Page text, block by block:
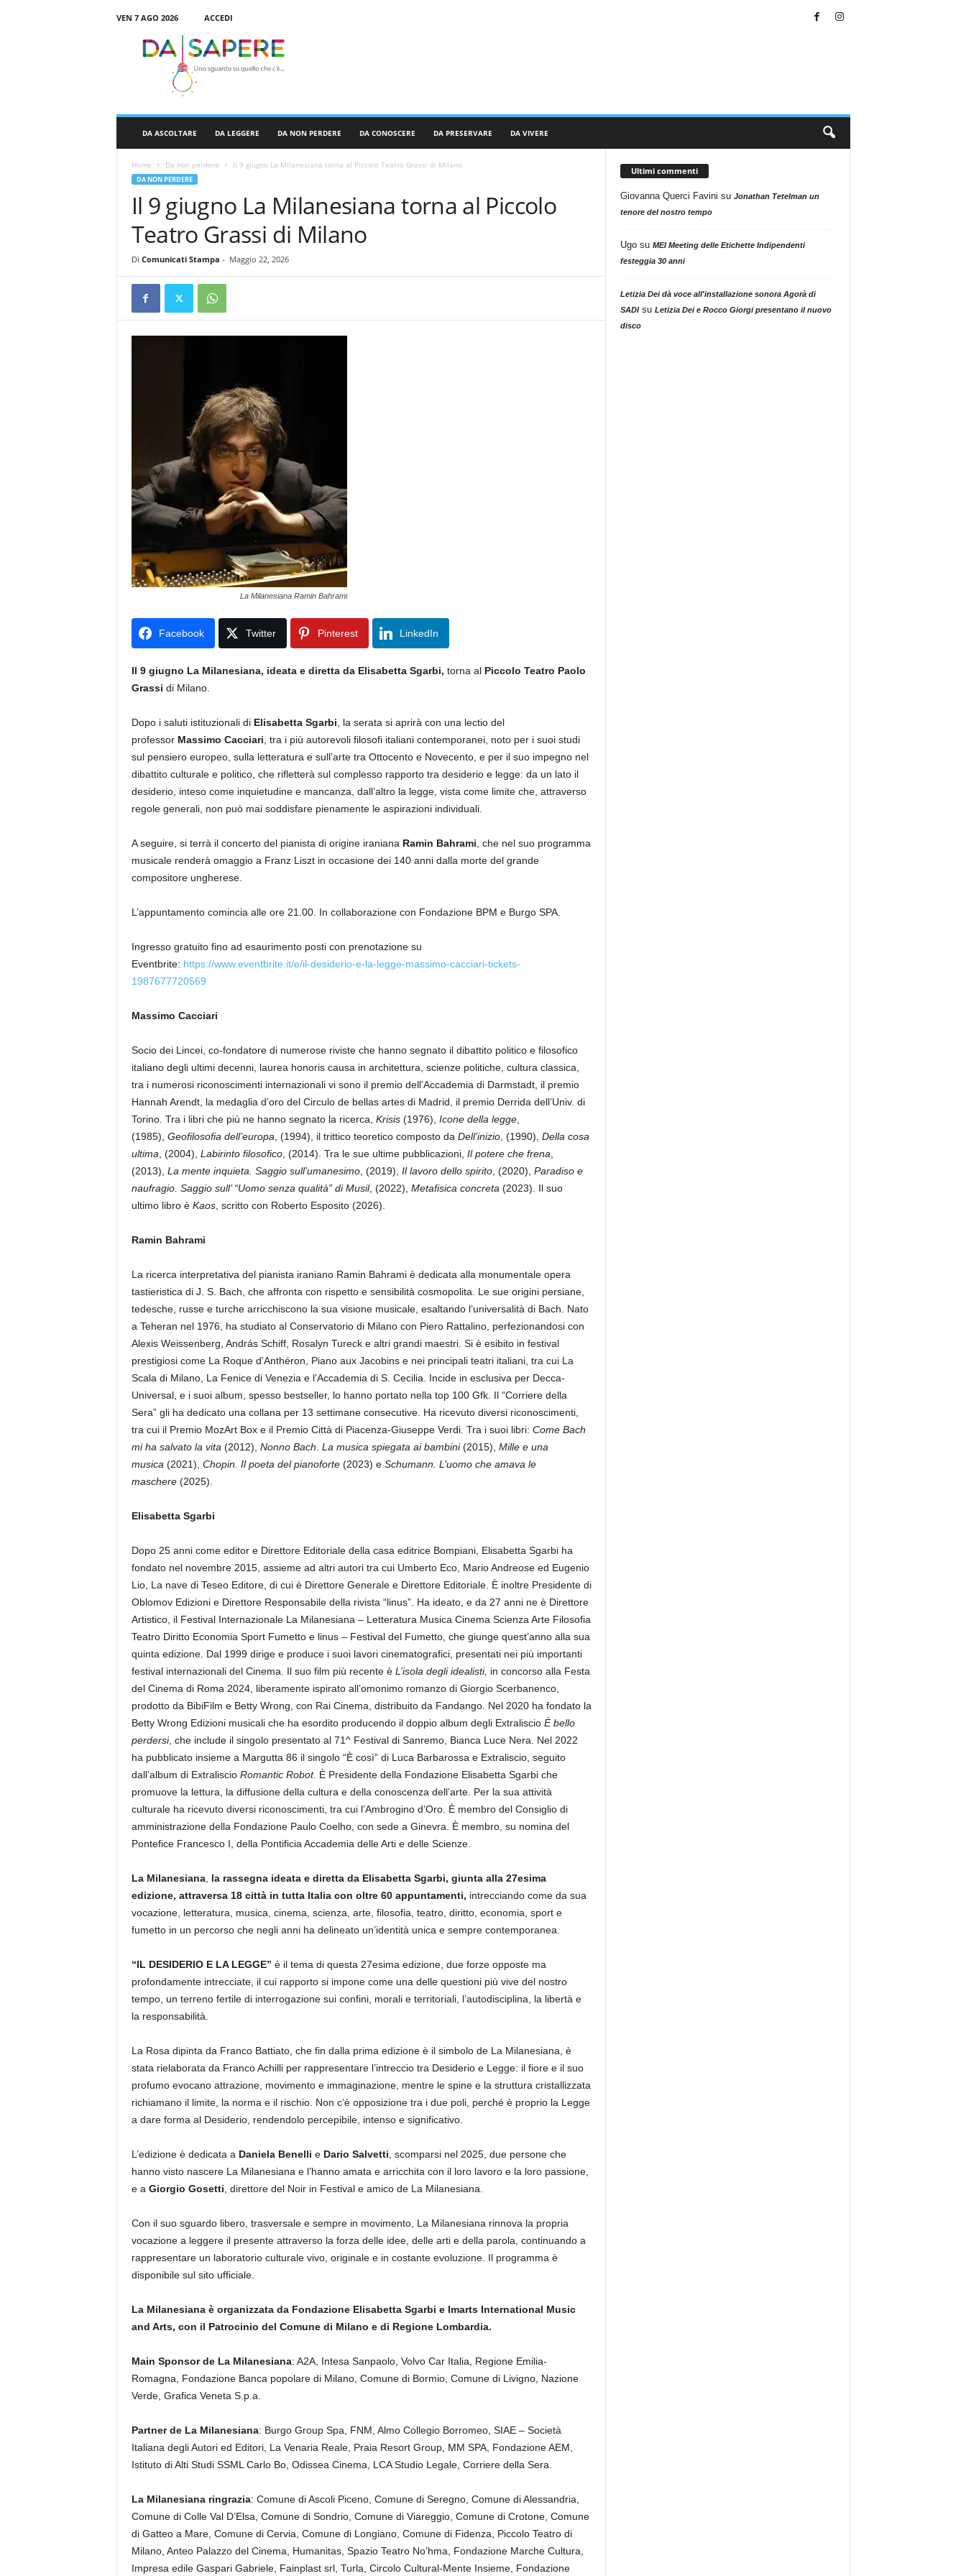
VEN 7 AGO 2026
ACCEDI
DA ASCOLTARE DA LEGGERE DA NON PERDERE DA CONOSCERE DA PRESERVARE DA VIVERE
Home Da non perdere Il 9 giugno La Milanesiana torna al Piccolo Teatro Grassi di Milano
DA NON PERDERE
Il 9 giugno La Milanesiana torna al Piccolo
Teatro Grassi di Milano
Di Comunicati Stampa - Maggio 22, 2026
La Milanesiana Ramin Bahrami
Facebook Twitter Pinterest LinkedIn
Il 9 giugno La Milanesiana, ideata e diretta da Elisabetta Sgarbi, torna al Piccolo Teatro Paolo
Grassi di Milano.
Dopo i saluti istituzionali di Elisabetta Sgarbi , la serata si aprirà con una lectio del
professor Massimo Cacciari , tra i più autorevoli filosofi italiani contemporanei, noto per i suoi studi
sul pensiero europeo, sulla letteratura e sull’arte tra Ottocento e Novecento, e per il suo impegno nel
dibattito culturale e politico, che rifletterà sul complesso rapporto tra desiderio e legge: da un lato il
desiderio, inteso come inquietudine e mancanza, dall’altro la legge, vista come limite che, attraverso
regole generali, non può mai soddisfare pienamente le aspirazioni individuali.
A seguire, si terrà il concerto del pianista di origine iraniana Ramin Bahrami , che nel suo programma
musicale renderà omaggio a Franz Liszt in occasione dei 140 anni dalla morte del grande
compositore ungherese.
L’appuntamento comincia alle ore 21.00. In collaborazione con Fondazione BPM e Burgo SPA.
Ingresso gratuito fino ad esaurimento posti con prenotazione su
Eventbrite: https://www.eventbrite.it/e/il-desiderio-e-la-legge-massimo-cacciari-tickets-
1987677720569
Massimo Cacciari
Socio dei Lincei, co-fondatore di numerose riviste che hanno segnato il dibattito politico e filosofico
italiano degli ultimi decenni, laurea honoris causa in architettura, scienze politiche, cultura classica,
tra i numerosi riconoscimenti internazionali vi sono il premio dell’Accademia di Darmstadt, il premio
Hannah Arendt, la medaglia d’oro del Circulo de bellas artes di Madrid, il premio Derrida dell’Univ. di
Torino. Tra i libri che più ne hanno segnato la ricerca, Krisis(1976), Icone della legge,
(1985), Geofilosofia dell’europa , (1994), il trittico teoretico composto da Dell’inizio, (1990), Della cosa
ultima , (2004), Labirinto filosofico, (2014). Tra le sue ultime pubblicazioni, Il potere che frena
(2013), La mente inquieta. Saggio sull’umanesimo, (2019), Il lavoro dello spirito, (2020), Paradiso e
naufragio. Saggio sull’ “Uomo senza qualità” di Musil, (2022), Metafisica concreta (2023). Il suo
ultimo libro è Kaos, scritto con Roberto Esposito (2026).
Ramin Bahrami
La ricerca interpretativa del pianista iraniano Ramin Bahrami è dedicata alla monumentale opera
tastieristica di J. S. Bach, che affronta con rispetto e sensibilità cosmopolita. Le sue origini persiane,
tedesche, russe e turche arricchiscono la sua visione musicale, esaltando l’universalità di Bach. Nato
a Teheran nel 1976, ha studiato al Conservatorio di Milano con Piero Rattalino, perfezionandosi con
Alexis Weissenberg, András Schiff, Rosalyn Tureck e altri grandi maestri. Si è esibito in festival
prestigiosi come La Roque d’Anthéron, Piano aux Jacobins e nei principali teatri italiani, tra cui La
Scala di Milano, La Fenice di Venezia e l’Accademia di S. Cecilia. Incide in esclusiva per Decca-
Universal, e i suoi album, spesso bestseller, lo hanno portato nella top 100 Gfk. Il “Corriere della
Sera” gli ha dedicato una collana per 13 settimane consecutive. Ha ricevuto diversi riconoscimenti,
tra cui il Premio MozArt Box e il Premio Città di Piacenza-Giuseppe Verdi. Tra i suoi libri: Come Bach
mi ha salvato la vita (2012), Nonno Bach La musica spiegata ai bambini(2015), Mille e una
musica (2021), Chopin. Il poeta del pianoforte (2023) e Schumann. L’uomo che amava le
maschere(2025).
Elisabetta Sgarbi
Dopo 25 anni come editor e Direttore Editoriale della casa editrice Bompiani, Elisabetta Sgarbi ha
fondato nel novembre 2015, assieme ad altri autori tra cui Umberto Eco, Mario Andreose ed Eugenio
Lio, La nave di Teseo Editore, di cui è Direttore Generale e Direttore Editoriale. È inoltre Presidente di
Oblomov Edizioni e Direttore Responsabile della rivista “linus”. Ha ideato, e da 27 anni ne è Direttore
Artistico, il Festival Internazionale La Milanesiana – Letteratura Musica Cinema Scienza Arte Filosofia
Teatro Diritto Economia Sport Fumetto e linus – Festival del Fumetto, che giunge quest’anno alla sua
quinta edizione. Dal 1999 dirige e produce i suoi lavori cinematografici, presentati nei più importanti
festival internazionali del Cinema. Il suo film più recente è L’isola degli idealisti, in concorso alla Festa
del Cinema di Roma 2024, liberamente ispirato all’omonimo romanzo di Giorgio Scerbanenco,
prodotto da BibiFilm e Betty Wrong, con Rai Cinema, distribuito da Fandango. Nel 2020 ha fondato la
Betty Wrong Edizioni musicali che ha esordito producendo il doppio album degli Extraliscio È bello
perdersi, che include il singolo presentato al 71^ Festival di Sanremo, Bianca Luce Nera. Nel 2022
ha pubblicato insieme a Margutta 86 il singolo “È così” di Luca Barbarossa e Extraliscio, seguito
dall’album di Extraliscio Romantic Robot. È Presidente della Fondazione Elisabetta Sgarbi che
promuove la lettura, la diffusione della cultura e della conoscenza dell’arte. Per la sua attività
culturale ha ricevuto diversi riconoscimenti, tra cui l’Ambrogino d’Oro. È membro del Consiglio di
amministrazione della Fondazione Paulo Coelho, con sede a Ginevra. È membro, su nomina del
Pontefice Francesco I, della Pontificia Accademia delle Arti e delle Scienze.
La Milanesiana, la rassegna ideata e diretta da Elisabetta Sgarbi, giunta alla 27esima
edizione, attraversa 18 città in tutta Italia con oltre 60 appuntamenti, intrecciando come da sua
vocazione, letteratura, musica, cinema, scienza, arte, filosofia, teatro, diritto, economia, sport e
fumetto in un percorso che negli anni ha delineato un’identità unica e sempre contemporanea.
“IL DESIDERIO E LA LEGGE” è il tema di questa 27esima edizione, due forze opposte ma
profondamente intrecciate, il cui rapporto si impone come una delle questioni più vive del nostro
tempo, un terreno fertile di interrogazione sui confini, morali e territoriali, l’autodisciplina, la libertà e
la responsabilità.
La Rosa dipinta da Franco Battiato, che fin dalla prima edizione è il simbolo de La Milanesiana, è
stata rielaborata da Franco Achilli per rappresentare l’intreccio tra Desiderio e Legge: il fiore e il suo
profumo evocano attrazione, movimento e immaginazione, mentre le spine e la struttura cristallizzata
richiamano il limite, la norma e il rischio. Non c’è opposizione tra i due poli, perché è proprio la Legge
a dare forma al Desiderio, rendendolo percepibile, intenso e significativo.
L’edizione è dedicata a Daniela Benelli e Dario Salvetti , scomparsi nel 2025, due persone che
hanno visto nascere La Milanesiana e l’hanno amata e arricchita con il loro lavoro e la loro passione,
e a Giorgio Gosetti , direttore del Noir in Festival e amico de La Milanesiana.
Con il suo sguardo libero, trasversale e sempre in movimento, La Milanesiana rinnova la propria
vocazione a leggere il presente attraverso la forza delle idee, delle arti e della parola, continuando a
rappresentare un laboratorio culturale vivo, originale e in costante evoluzione. Il programma è
disponibile sul sito ufficiale.
La Milanesiana è organizzata da Fondazione Elisabetta Sgarbi e Imarts International Music
and Arts, con il Patrocinio del Comune di Milano e di Regione Lombardia.
Main Sponsor de La Milanesiana: A2A, Intesa Sanpaolo, Volvo Car Italia, Regione Emilia-
Romagna, Fondazione Banca popolare di Milano, Comune di Bormio, Comune di Livigno, Nazione
Verde, Grafica Veneta S.p.a.
Partner de La Milanesiana: Burgo Group Spa, FNM, Almo Collegio Borromeo, SIAE – Società
Italiana degli Autori ed Editori, La Venaria Reale, Praia Resort Group, MM SPA, Fondazione AEM,
Istituto di Alti Studi SSML Carlo Bo, Odissea Cinema, LCA Studio Legale, Corriere della Sera.
La Milanesiana ringrazia: Comune di Ascoli Piceno, Comune di Seregno, Comune di Alessandria,
Comune di Colle Val D’Elsa, Comune di Sondrio, Comune di Viareggio, Comune di Crotone, Comune
di Gatteo a Mare, Comune di Cervia, Comune di Longiano, Comune di Fidenza, Piccolo Teatro di
Milano, Anteo Palazzo del Cinema, Humanitas, Spazio Teatro No’hma, Fondazione Marche Cultura,
Impresa edile Gaspari Gabriele, Fainplast srl, Turla, Circolo Cultural-Mente Insieme, Fondazione
Ultimi commenti
Giovanna Querci Favini su Jonathan Tetelman un
tenore del nostro tempo
Ugosu MEI Meeting delle Etichette Indipendenti
festeggia 30 anni
Letizia Dei dà voce all'installazione sonora Agorà di
SADIsu Letizia Dei e Rocco Giorgi presentano il nuovo
disco